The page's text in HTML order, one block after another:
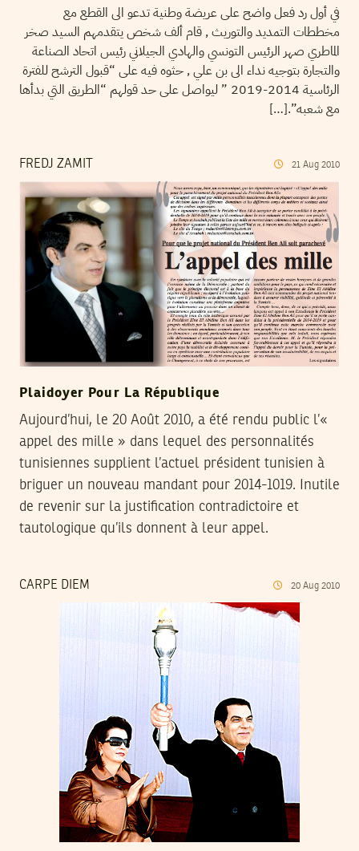
في أول رد فعل واضح على عريضة وطنية تدعو الى القطع مع
مخططات التمديد والتوريث , قام ألف شخص يتقدمهم السيد صخر
الماطري صهر الرئيس التونسي والهادي الجيلاني رئيس اتحاد الصناعة
والتجارة بتوجيه نداء الى بن علي , حثوه فيه على “قبول الترشح للفترة
الرئاسية 2014-2019 ” ليواصل على حد قولهم “الطريق التي بدأها
مع شعبه”.[…]
FREDJ ZAMIT 21 Aug 2010
Plaidoyer Pour La République
Aujourd’hui, le 20 Août 2010, a été rendu public l’«
appel des mille » dans lequel des personnalités
tunisiennes supplient l’actuel président tunisien à
briguer un nouveau mandant pour 2014-1019. Inutile
de revenir sur la justification contradictoire et
tautologique qu’ils donnent à leur appel.
CARPE DIEM 20 Aug 2010